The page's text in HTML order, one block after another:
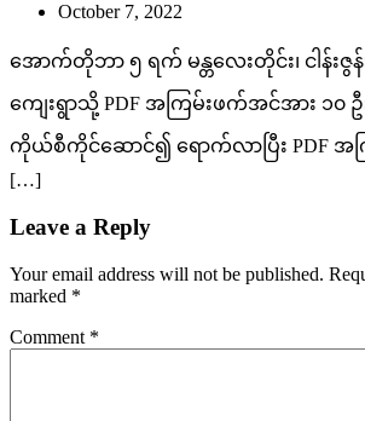
October 7, 2022
အောက်တိုဘာ ၅ ရက် မန္တလေးတိုင်း၊ ငါန်း
ကျေးရွာသို့ PDF အကြမ်းဖက်အင်အား ၁
ကိုယ်စီကိုင်ဆောင်၍ ရောက်လာပြီး PDF အ
[…]
Leave a Reply
Your email address will not be published.
marked *
Comment *